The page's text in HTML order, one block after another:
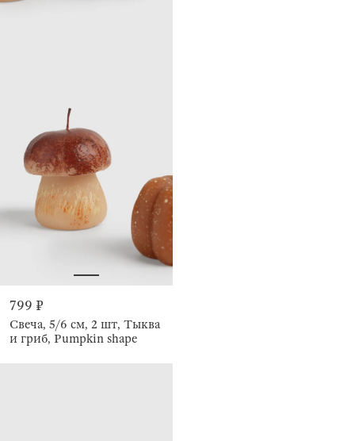
799 ₽
Свеча, 5/6 см, 2 шт, Тыква
и гриб, Pumpkin shape